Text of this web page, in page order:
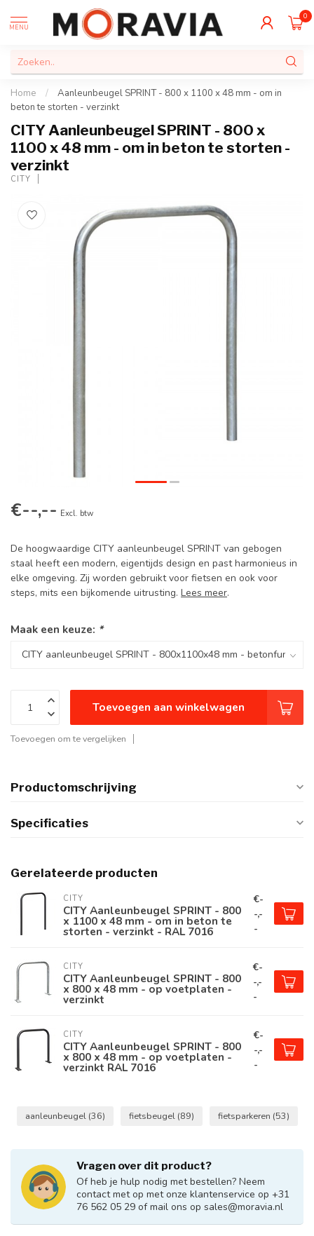
MENU
0
Home /
Aanleunbeugel SPRINT - 800 x 1100 x 48 mm - om in
beton te storten - verzinkt
CITY Aanleunbeugel SPRINT - 800 x
1100 x 48 mm - om in beton te storten -
verzinkt
CITY
€--,-- Excl. btw
De hoogwaardige CITY aanleunbeugel SPRINT van gebogen
staal heeft een modern, eigentijds design en past harmonieus in
elke omgeving. Zij worden gebruikt voor fietsen en ook voor
steps, mits een bijkomende uitrusting. Lees meer.
Maak een keuze: *
Toevoegen aan winkelwagen
Toevoegen om te vergelijken
Productomschrijving
Specificaties
Gerelateerde producten
CITY
CITY Aanleunbeugel SPRINT - 800
x 1100 x 48 mm - om in beton te
storten - verzinkt - RAL 7016
€-
-,-
-
CITY
CITY Aanleunbeugel SPRINT - 800
x 800 x 48 mm - op voetplaten -
verzinkt
€-
-,-
-
CITY
CITY Aanleunbeugel SPRINT - 800
x 800 x 48 mm - op voetplaten -
verzinkt RAL 7016
€-
-,-
-
aanleunbeugel (36) fietsbeugel (89) fietsparkeren (53)
Vragen over dit product?
Of heb je hulp nodig met bestellen? Neem
contact met op met onze klantenservice op +31
76 562 05 29 of mail ons op sales@moravia.nl